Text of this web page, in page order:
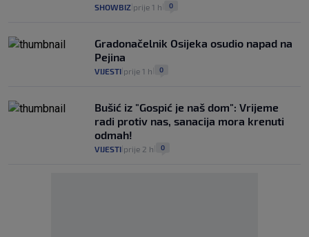
SHOWBIZ prije 1 h 0
Gradonačelnik Osijeka osudio napad na
Pejina
VIJESTI prije 1 h 0
Bušić iz "Gospić je naš dom": Vrijeme
radi protiv nas, sanacija mora krenuti
odmah!
VIJESTI prije 2 h 0